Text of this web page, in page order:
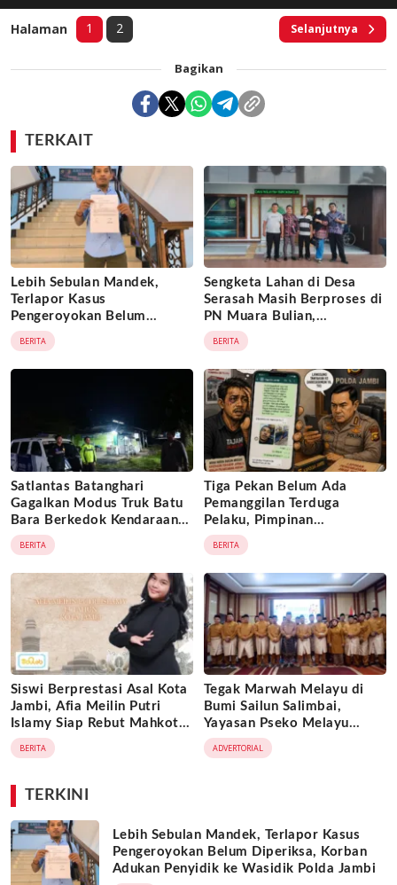
Halaman 1 2 Selanjutnya
Bagikan
TERKAIT
Lebih Sebulan Mandek,
Terlapor Kasus
Pengeroyokan Belum
Diperiksa, Korban Adukan
Penyidik ke Wasidik Polda
Jambi
BERITA
Sengketa Lahan di Desa
Serasah Masih Berproses di
PN Muara Bulian,
Penggugat Minta Kepastian
Hukum atas Kepemilikan
Objek Tanah
BERITA
Satlantas Batanghari
Gagalkan Modus Truk Batu
Bara Berkedok Kendaraan
Ekspedisi, Celah
Pengawasan Diduga
Dimanfaatkan Oknum
BERITA
Tiga Pekan Belum Ada
Pemanggilan Terduga
Pelaku, Pimpinan
Tajam24jam.com Minta
Atensi Langsung Kapolda
Jambi
BERITA
Siswi Berprestasi Asal Kota
Jambi, Afia Meilin Putri
Islamy Siap Rebut Mahkota
Putri Jambi 2026
BERITA
Tegak Marwah Melayu di
Bumi Sailun Salimbai,
Yayasan Pseko Melayu
Jambi Resmi Dikukuhkan:
Satukan Adat, Jaga Warisan
ADVERTORIAL
TERKINI
Lebih Sebulan Mandek, Terlapor Kasus
Pengeroyokan Belum Diperiksa, Korban
Adukan Penyidik ke Wasidik Polda Jambi